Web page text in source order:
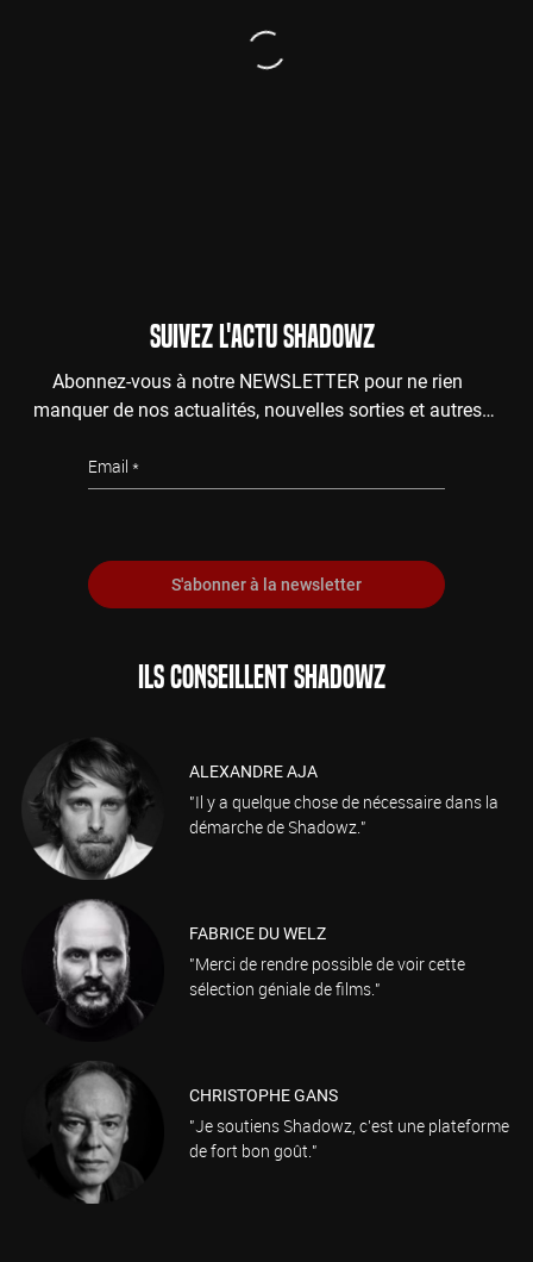
SUIVEZ L'ACTU SHADOWZ
Abonnez-vous à notre NEWSLETTER pour ne rien
manquer de nos actualités, nouvelles sorties et autres
Email
S'abonner à la newsletter
ILS CONSEILLENT SHADOWZ
ALEXANDRE AJA
"Il y a quelque chose de nécessaire dans la
démarche de Shadowz."
FABRICE DU WELZ
"Merci de rendre possible de voir cette
sélection géniale de films."
CHRISTOPHE GANS
"Je soutiens Shadowz, c'est une plateforme
de fort bon goût."